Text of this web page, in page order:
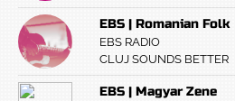
EBS | Romanian Folk
EBS RADIO
CLUJ SOUNDS BETTER
EBS | Magyar Zene